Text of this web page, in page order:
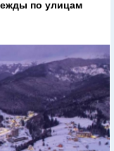
по улицам